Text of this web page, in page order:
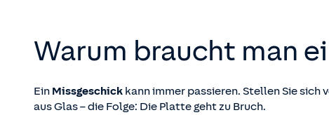
Warum braucht man
Ein Missgeschick kann immer passieren. Stellen Sie sich
aus Glas – die Folge: Die Platte geht zu Bruch.